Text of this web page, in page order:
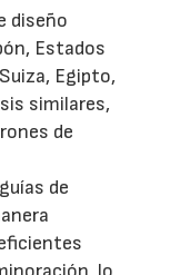
diseño
Estados
Egipto,
similares,
de
de